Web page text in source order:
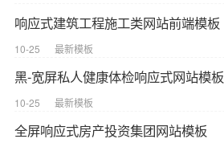
响应式建筑工程施工类网站前端模板
10-25 最新模板
黑-宽屏私人健康体检响应式网站模板
10-25 最新模板
全屏响应式房产投资集团网站模板